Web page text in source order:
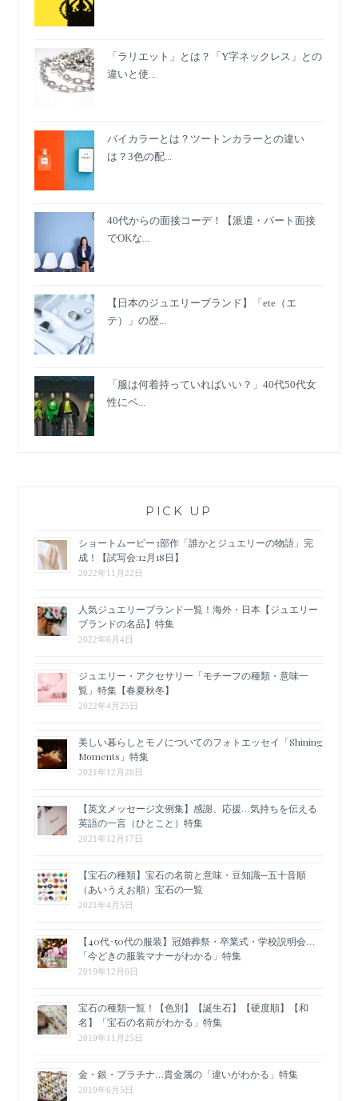
「ラリエット」とは？「Y字ネックレス」との
違いと使...
バイカラーとは？ツートンカラーとの違い
は？3色の配...
40代からの面接コーデ！【派遣・パート面接
でOKな...
【日本のジュエリーブランド】「ete（エ
テ）」の歴...
「服は何着持っていればいい？」40代50代女
性にベ...
PICK UP
ショートムービー3部作「誰かとジュエリーの物語」完
成！【試写会:12月18日】
2022年11月22日
人気ジュエリーブランド一覧！海外・日本【ジュエリー
ブランドの名品】特集
2022年6月4日
ジュエリー・アクセサリー「モチーフの種類・意味一
覧」特集【春夏秋冬】
2022年4月25日
美しい暮らしとモノについてのフォトエッセイ「Shining
Moments」特集
2021年12月28日
【英文メッセージ文例集】感謝、応援…気持ちを伝える
英語の一言（ひとこと）特集
2021年12月17日
【宝石の種類】宝石の名前と意味・豆知識─五十音順
（あいうえお順）宝石の一覧
2021年4月5日
【40代･50代の服装】冠婚葬祭・卒業式・学校説明会…
「今どきの服装マナーがわかる」特集
2019年12月6日
宝石の種類一覧！【色別】【誕生石】【硬度順】【和
名】「宝石の名前がわかる」特集
2019年11月25日
金・銀・プラチナ…貴金属の「違いがわかる」特集
2019年6月5日